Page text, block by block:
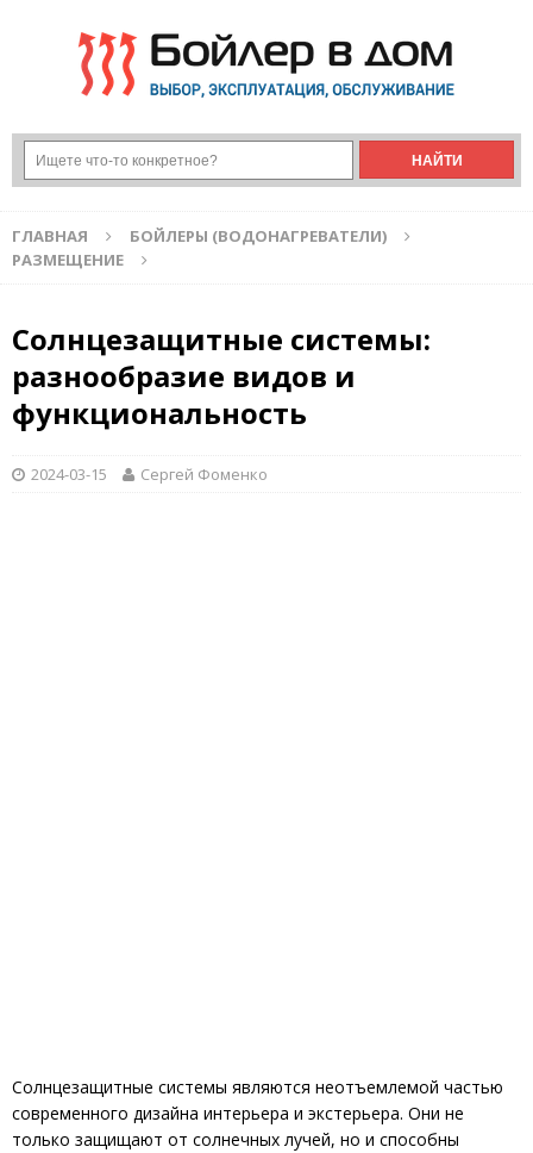
ГЛАВНАЯ
БОЙЛЕРЫ (ВОДОНАГРЕВАТЕЛИ)
РАЗМЕЩЕНИЕ
Солнцезащитные системы:
разнообразие видов и
функциональность
2024-03-15 Сергей Фоменко
Солнцезащитные системы являются неотъемлемой частью
современного дизайна интерьера и экстерьера. Они не
только защищают от солнечных лучей, но и способны